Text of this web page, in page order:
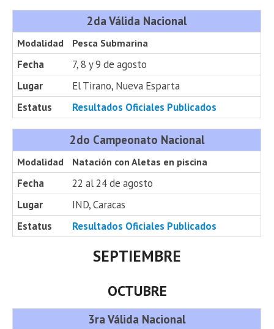
2da Válida Nacional
Modalidad Pesca Submarina
Fecha
7, 8 y 9 de agosto
Lugar
El Tirano, Nueva Esparta
Estatus
Resultados Oficiales Publicados
2do Campeonato Nacional
Modalidad Natación con Aletas en piscina
Fecha
22 al 24 de agosto
Lugar
IND, Caracas
Estatus
Resultados Oficiales Publicados
SEPTIEMBRE
OCTUBRE
3ra Válida Nacional